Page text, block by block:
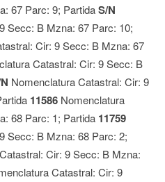
67 Parc: 9; PartidaS/N
Secc: B Mzna: 67 Parc: 10;
Cir: 9 Secc: B Mzna: 67
Catastral: Cir: 9 Secc: B
Nomenclatura Catastral: Cir: 9
11586 Nomenclatura
68 Parc: 1; Partida 11759
Secc: B Mzna: 68 Parc: 2;
Cir: 9 Secc: B Mzna:
Catastral: Cir: 9